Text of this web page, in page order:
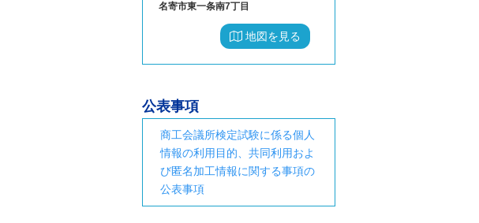
名寄市東一条南7丁目
地図を見る
公表事項
商工会議所検定試験に係る個人
情報の利用目的、共同利用およ
び匿名加工情報に関する事項の
公表事項